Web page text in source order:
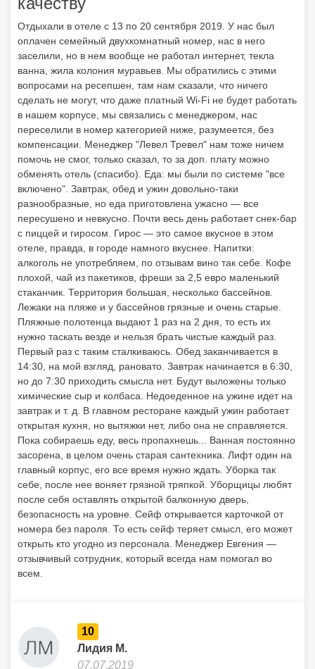
Отдыхали в отеле с 13 по 20 сентября 2019. У нас был
оплачен семейный двухкомнатный номер, нас в него
заселили, но в нем вообще не работал интернет, текла
ванна, жила колония муравьев. Мы обратились с этими
вопросами на ресепшен, там нам сказали, что ничего
сделать не могут, что даже платный Wi-Fi не будет работать
в нашем корпусе, мы связались с менеджером, нас
переселили в номер категорией ниже, разумеется, без
компенсации. Менеджер "Левел Тревел" нам тоже ничем
помочь не смог, только сказал, то за доп. плату можно
обменять отель (спасибо). Еда: мы были по системе "все
включено". Завтрак, обед и ужин довольно-таки
разнообразные, но еда приготовлена ужасно — все
пересушено и невкусно. Почти весь день работает снек-бар
с пиццей и гиросом. Гирос — это самое вкусное в этом
отеле, правда, в городе намного вкуснее. Напитки:
алкоголь не употребляем, по отзывам вино так себе. Кофе
плохой, чай из пакетиков, фреши за 2,5 евро маленький
стаканчик. Территория большая, несколько бассейнов.
Лежаки на пляже и у бассейнов грязные и очень старые.
Пляжные полотенца выдают 1 раз на 2 дня, то есть их
нужно таскать везде и нельзя брать чистые каждый раз.
Первый раз с таким сталкиваюсь. Обед заканчивается в
14:30, на мой взгляд, рановато. Завтрак начинается в 6:30,
но до 7:30 приходить смысла нет. Будут выложены только
химические сыр и колбаса. Недоеденное на ужине идет на
завтрак и т. д. В главном ресторане каждый ужин работает
открытая кухня, но вытяжки нет, либо она не справляется.
Пока собираешь еду, весь пропахнешь... Ванная постоянно
засорена, в целом очень старая сантехника. Лифт один на
главный корпус, его все время нужно ждать. Уборка так
себе, после нее воняет грязной тряпкой. Уборщицы любят
после себя оставлять открытой балконную дверь,
безопасность на уровне. Сейф открывается карточкой от
номера без пароля. То есть сейф теряет смысл, его может
открыть кто угодно из персонала. Менеджер Евгения —
отзывчивый сотрудник, который всегда нам помогал во
всем.
10
Лидия М.
07.07.2019